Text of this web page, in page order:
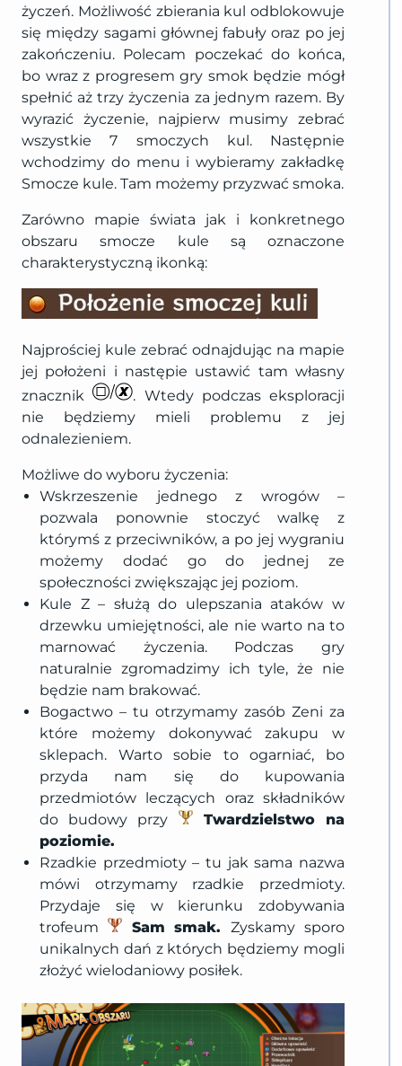
życzeń. Możliwość zbierania kul odblokowuje
się między sagami głównej fabuły oraz po jej
zakończeniu. Polecam poczekać do końca,
bo wraz z progresem gry smok będzie mógł
spełnić aż trzy życzenia za jednym razem. By
wyrazić życzenie, najpierw musimy zebrać
wszystkie 7 smoczych kul. Następnie
wchodzimy do menu i wybieramy zakładkę
Smocze kule. Tam możemy przyzwać smoka.
Zarówno mapie świata jak i konkretnego
obszaru smocze kule są oznaczone
charakterystyczną ikonką:
Najprościej kule zebrać odnajdując na mapie
jej położeni i następie ustawić tam własny
znacznik
. Wtedy podczas eksploracji
nie będziemy mieli problemu z jej
odnalezieniem.
Możliwe do wyboru życzenia:
Wskrzeszenie jednego z wrogów –
pozwala ponownie stoczyć walkę z
którymś z przeciwników, a po jej wygraniu
możemy dodać go do jednej ze
społeczności zwiększając jej poziom.
Kule Z – służą do ulepszania ataków w
drzewku umiejętności, ale nie warto na to
marnować życzenia. Podczas gry
naturalnie zgromadzimy ich tyle, że nie
będzie nam brakować.
Bogactwo – tu otrzymamy zasób Zeni za
które możemy dokonywać zakupu w
sklepach. Warto sobie to ogarniać, bo
przyda nam się do kupowania
przedmiotów leczących oraz składników
do budowy przy
Twardzielstwo na
poziomie.
Rzadkie przedmioty – tu jak sama nazwa
mówi otrzymamy rzadkie przedmioty.
Przydaje się w kierunku zdobywania
trofeum
Sam smak.Zyskamy sporo
unikalnych dań z których będziemy mogli
złożyć wielodaniowy posiłek.